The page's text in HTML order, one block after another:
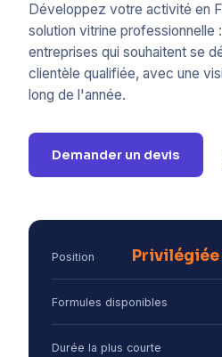
Développez votre activité en
solution vitrine professionnelle
entreprises qui souhaitent se
clientèle qualifiée, avec une
long de l'année.
Demander un devis
Position
Formules disponibles
Durée la plus courte